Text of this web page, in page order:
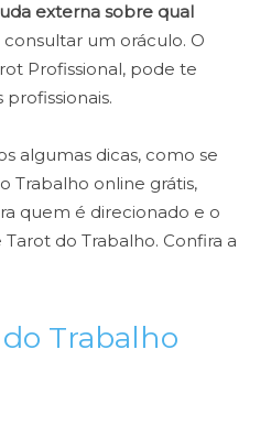
externa sobre qual
consultar um oráculo. O
Profissional, pode te
algumas dicas, como se
Trabalho online grátis,
quem é direcionado e o
do Trabalho. Confira a
Trabalho